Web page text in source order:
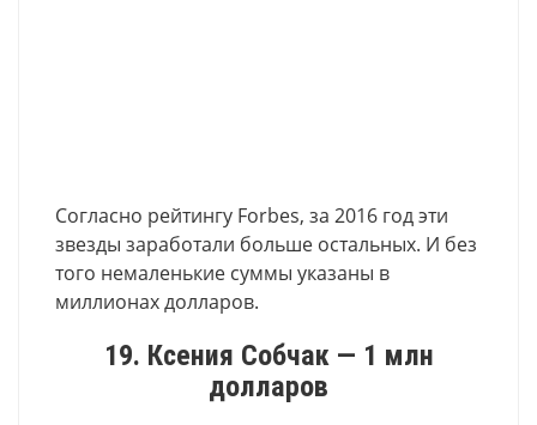
Согласно рейтингу Forbes, за 2016 год эти
звезды заработали больше остальных. И без
того немаленькие суммы указаны в
миллионах долларов.
19. Ксения Собчак — 1 млн
долларов